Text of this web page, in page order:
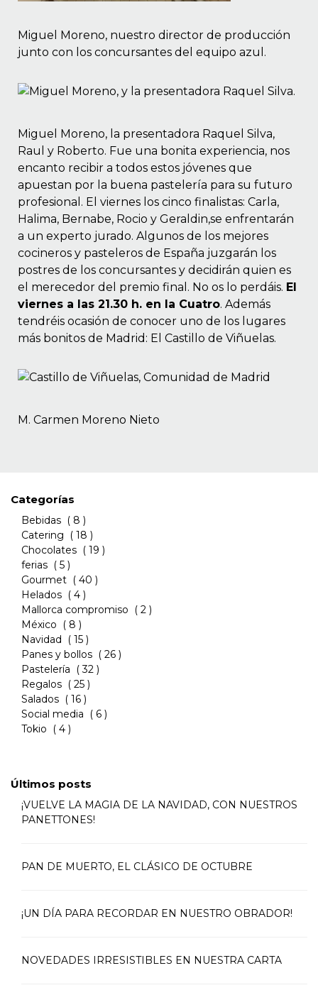
Miguel Moreno, nuestro director de producción
junto con los concursantes del equipo azul.
Miguel Moreno, la presentadora Raquel Silva,
Raul y Roberto. Fue una bonita experiencia, nos
encanto recibir a todos estos jóvenes que
apuestan por la buena pastelería para su futuro
profesional. El viernes los cinco finalistas: Carla,
Halima, Bernabe, Rocio y Geraldin,se enfrentarán
a un experto jurado. Algunos de los mejores
cocineros y pasteleros de España juzgarán los
postres de los concursantes y decidirán quien es
el merecedor del premio final. No os lo perdáis. El
viernes a las 21.30 h. en la Cuatro. Además
tendréis ocasión de conocer uno de los lugares
más bonitos de Madrid: El Castillo de Viñuelas.
M. Carmen Moreno Nieto
Categorías
Bebidas ( 8 )
Catering ( 18 )
Chocolates ( 19 )
ferias ( 5 )
Gourmet ( 40 )
Helados ( 4 )
Mallorca compromiso ( 2 )
México ( 8 )
Navidad ( 15 )
Panes y bollos ( 26 )
Pastelería ( 32 )
Regalos ( 25 )
Salados ( 16 )
Social media ( 6 )
Tokio ( 4 )
Últimos posts
¡VUELVE LA MAGIA DE LA NAVIDAD, CON NUESTROS
PANETTONES!
PAN DE MUERTO, EL CLÁSICO DE OCTUBRE
¡UN DÍA PARA RECORDAR EN NUESTRO OBRADOR!
NOVEDADES IRRESISTIBLES EN NUESTRA CARTA